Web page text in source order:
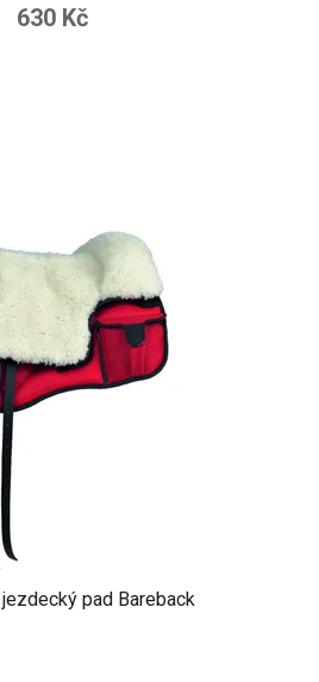
630 Kč
pad Bareback